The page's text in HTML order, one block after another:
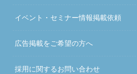
イベント・セミナー情報掲載依頼
広告掲載をご希望の方へ
採用に関するお問い合わせ